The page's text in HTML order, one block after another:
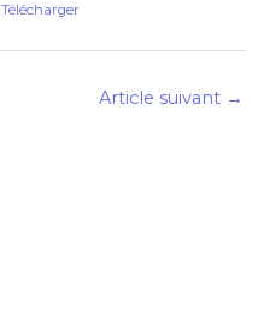
Télécharger
Article suivant →